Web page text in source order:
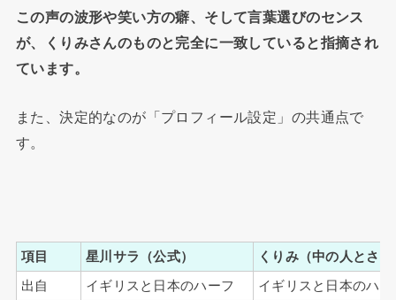
この声の波形や笑い方の癖、そして言葉選びのセンス
が、くりみさんのものと完全に一致していると指摘され
ています。
また、決定的なのが「プロフィール設定」の共通点で
す。
項目 星川サラ（公式） くりみ（中の人とさ
出自 イギリスと日本のハーフ イギリスと日本のハー